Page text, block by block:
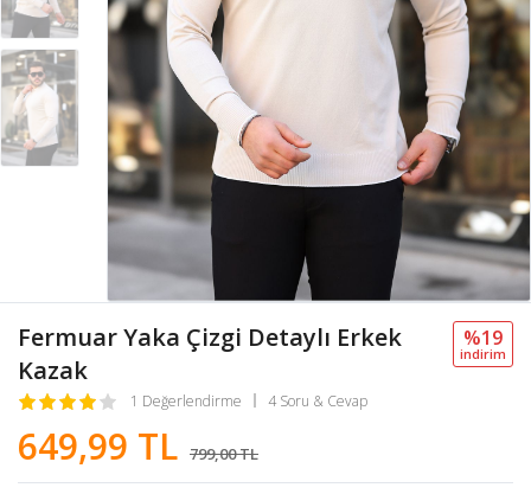
Fermuar Yaka Çizgi Detaylı Erkek
Kazak
1 Değerlendirme 4 Soru & Cevap
649,99 TL 799,00 TL
%19
i̇ndi̇ri̇m